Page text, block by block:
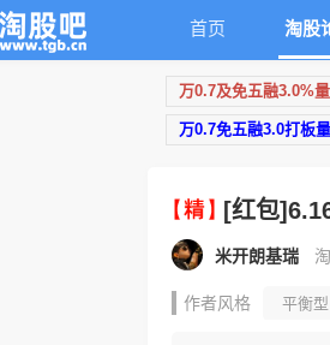
首页 淘股
万0.7及免五融3.0%
万0.7免五融3.0打板
[红包
米开朗基瑞
作者风格 平衡型